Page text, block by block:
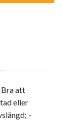
Bra att
eller
-